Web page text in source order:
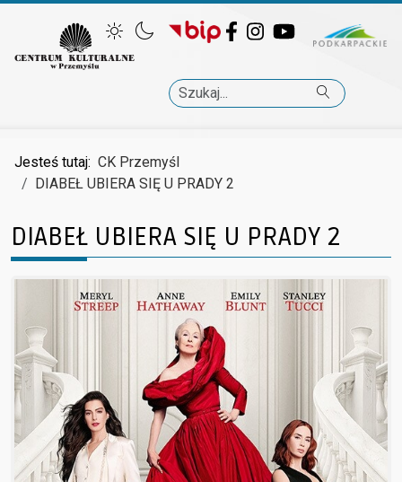
FacebookInstagramYouTube
Jesteś tutaj: CK Przemyśl
DIABEŁ UBIERA SIĘ U PRADY 2
DIABEŁ UBIERA SIĘ U PRADY 2